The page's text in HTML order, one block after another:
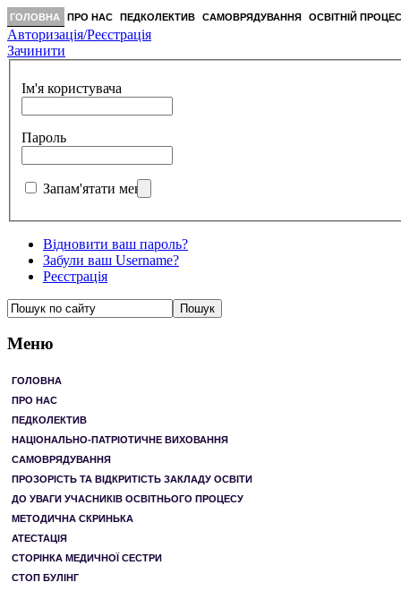
ГОЛОВНА ПРО НАС ПЕДКОЛЕКТИВ САМОВРЯДУВАННЯ ОСВІТНІЙ ПРОЦЕС
Авторизація/Реєстрація
Зачинити
Ім'я користувача
Пароль
Запам'ятати мене
Відновити ваш пароль?
Забули ваш Username?
Реєстрація
Меню
ГОЛОВНА
ПРО НАС
ПЕДКОЛЕКТИВ
НАЦІОНАЛЬНО-ПАТРІОТИЧНЕ ВИХОВАННЯ
САМОВРЯДУВАННЯ
ПРОЗОРІСТЬ ТА ВІДКРИТІСТЬ ЗАКЛАДУ ОСВІТИ
ДО УВАГИ УЧАСНИКІВ ОСВІТНЬОГО ПРОЦЕСУ
МЕТОДИЧНА СКРИНЬКА
АТЕСТАЦІЯ
СТОРІНКА МЕДИЧНОЇ СЕСТРИ
СТОП БУЛІНГ